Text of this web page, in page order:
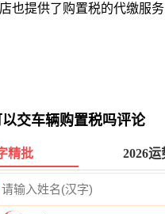
也提供了购置税的代缴服
交车辆购置税吗评论
精批 2026运